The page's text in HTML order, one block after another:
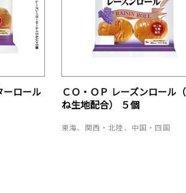
ーロール
ＣＯ・ＯＰ レーズンロール
ね生地配合） ５個
東海、関西・北陸、中国・四国